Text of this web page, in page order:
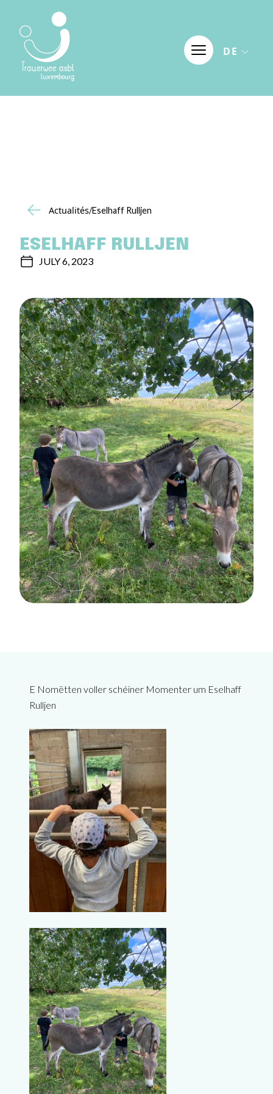
DE
Actualités/Eselhaff Rulljen
ESELHAFF RULLJEN
JULY 6, 2023
E Nomëtten voller schéiner Momenter um Eselhaff
Rulljen